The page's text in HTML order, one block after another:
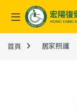
Skip to navigation
Skip to content
首頁 居家照護